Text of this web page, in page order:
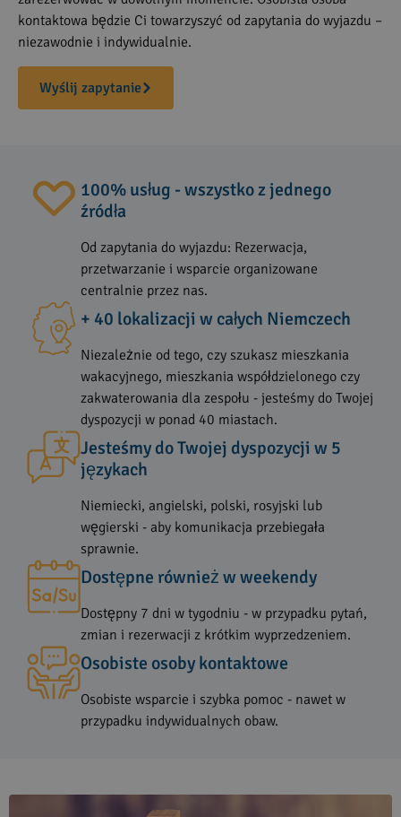
kontaktowa będzie Ci towarzyszyć od zapytania do wyjazdu –
niezawodnie i indywidualnie.
Wyślij zapytanie
100% usług - wszystko z jednego
źródła
Od zapytania do wyjazdu: Rezerwacja,
przetwarzanie i wsparcie organizowane
centralnie przez nas.
+ 40 lokalizacji w całych Niemczech
Niezależnie od tego, czy szukasz mieszkania
wakacyjnego, mieszkania współdzielonego czy
zakwaterowania dla zespołu - jesteśmy do Twojej
dyspozycji w ponad 40 miastach.
Jesteśmy do Twojej dyspozycji w 5
językach
Niemiecki, angielski, polski, rosyjski lub
węgierski - aby komunikacja przebiegała
sprawnie.
Dostępne również w weekendy
Dostępny 7 dni w tygodniu - w przypadku pytań,
zmian i rezerwacji z krótkim wyprzedzeniem.
Osobiste osoby kontaktowe
Osobiste wsparcie i szybka pomoc - nawet w
przypadku indywidualnych obaw.